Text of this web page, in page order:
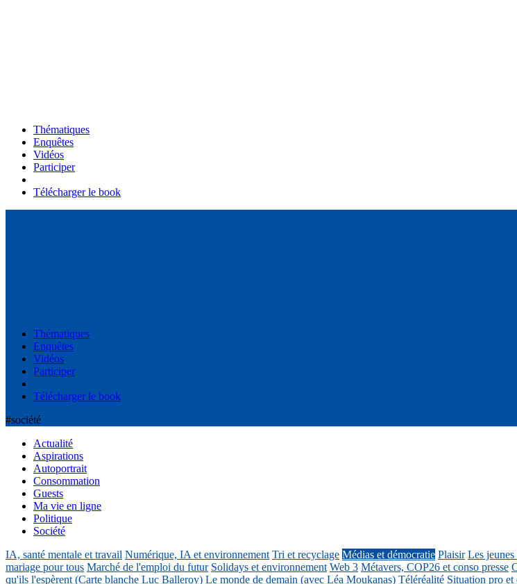
Thématiques
Enquêtes
Vidéos
Participer
Télécharger le book
Thématiques
Enquêtes
Vidéos
Participer
Télécharger le book
#société
Actualité
Aspirations
Autoportrait
Consommation
Guests
Ma vie en ligne
Politique
Société
IA, santé mentale et travail Numérique, IA et environnement Tri et recyclage Médias et démocratie Plaisir Les
mariage pour tous Marché de l'emploi du futur Solidays et environnement Web 3 Métavers, COP26 et conso presse
qu'ils l'espèrent (Carte blanche Luc Balleroy) Le monde de demain (avec Léa Moukanas) Téléréalité Situation pro et